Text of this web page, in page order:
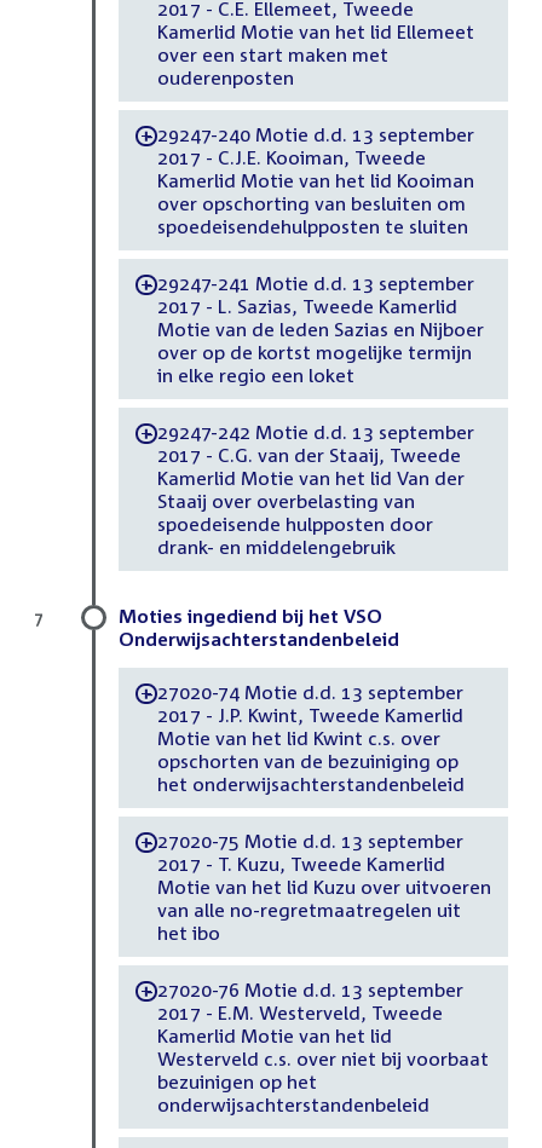
2017 - C.E. Ellemeet, Tweede
Kamerlid Motie van het lid Ellemeet
over een start maken met
ouderenposten
-29247-240 Motie d.d. 13 september
2017 - C.J.E. Kooiman, Tweede
Kamerlid Motie van het lid Kooiman
over opschorting van besluiten om
spoedeisendehulpposten te sluiten
-29247-241 Motie d.d. 13 september
2017 - L. Sazias, Tweede Kamerlid
Motie van de leden Sazias en Nijboer
over op de kortst mogelijke termijn
in elke regio een loket
-29247-242 Motie d.d. 13 september
2017 - C.G. van der Staaij, Tweede
Kamerlid Motie van het lid Van der
Staaij over overbelasting van
spoedeisende hulpposten door
drank- en middelengebruik
Moties ingediend bij het VSO
Onderwijsachterstandenbeleid
-27020-74 Motie d.d. 13 september
2017 - J.P. Kwint, Tweede Kamerlid
Motie van het lid Kwint c.s. over
opschorten van de bezuiniging op
het onderwijsachterstandenbeleid
-27020-75 Motie d.d. 13 september
2017 - T. Kuzu, Tweede Kamerlid
Motie van het lid Kuzu over uitvoeren
van alle no-regretmaatregelen uit
het ibo
-27020-76 Motie d.d. 13 september
2017 - E.M. Westerveld, Tweede
Kamerlid Motie van het lid
Westerveld c.s. over niet bij voorbaat
bezuinigen op het
onderwijsachterstandenbeleid
7